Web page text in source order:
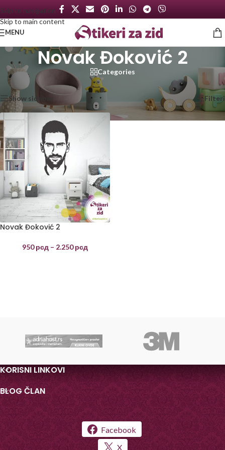
Skip to navigation
Skip to main content
MENU
Novak Đoković 2
Categories
Početna
Proizvod označen „Novak Đoković 2“ Prikazan jedan rezultat
Show sidebar Filteri
Novak Đoković 2
950рсд – 2.250рсд
KORISNI LINKOVI
BLOG ČLAN
Facebook
X